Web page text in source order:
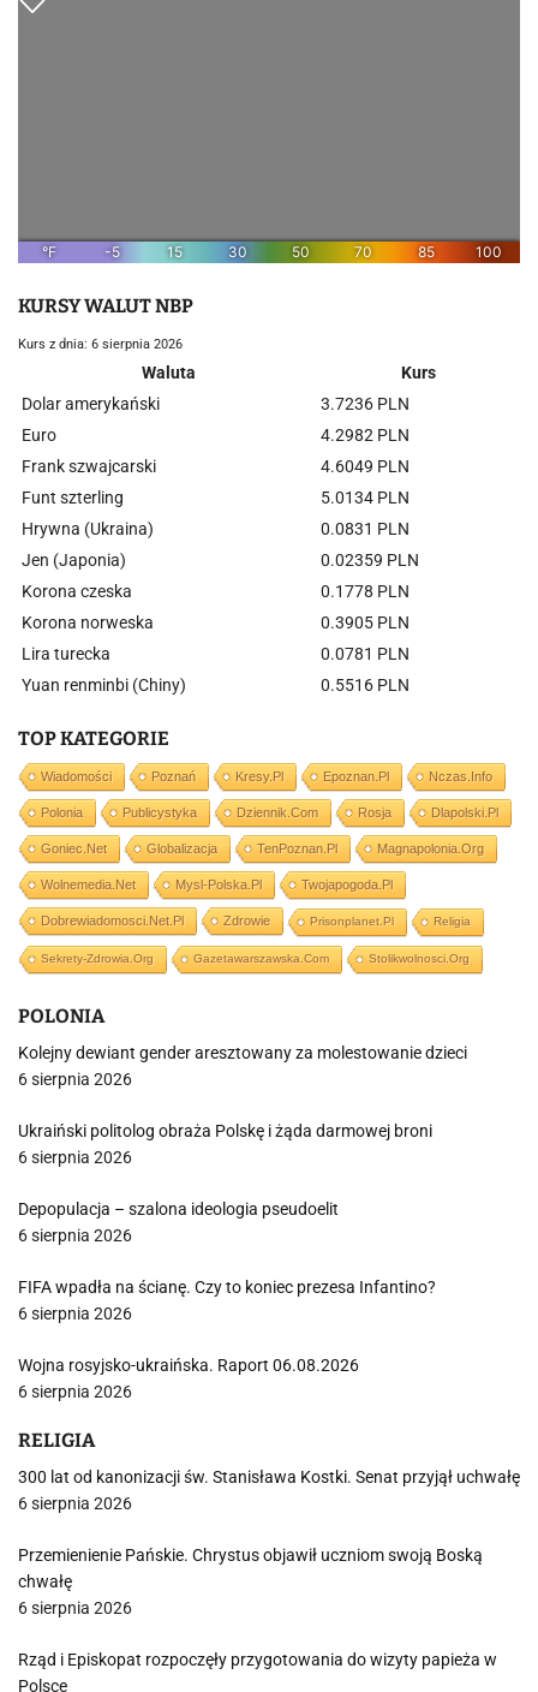
KURSY WALUT NBP
Kurs z dnia: 6 sierpnia 2026
Waluta
Kurs
Dolar amerykański
3.7236 PLN
Euro
4.2982 PLN
Frank szwajcarski
4.6049 PLN
Funt szterling
5.0134 PLN
Hrywna (Ukraina)
0.0831 PLN
Jen (Japonia)
0.02359 PLN
Korona czeska
0.1778 PLN
Korona norweska
0.3905 PLN
Lira turecka
0.0781 PLN
Yuan renminbi (Chiny)
0.5516 PLN
TOP KATEGORIE
Wiadomości Poznań Kresy.pl Epoznan.pl Nczas.info
Polonia Publicystyka Dziennik.com Rosja Dlapolski.pl
Goniec.net Globalizacja TenPoznan.pl Magnapolonia.org
Wolnemedia.net Mysl-Polska.pl Twojapogoda.pl
Dobrewiadomosci.net.pl Zdrowie Prisonplanet.pl Religia
Sekrety-Zdrowia.org Gazetawarszawska.com Stolikwolnosci.org
POLONIA
Kolejny dewiant gender aresztowany za molestowanie dzieci
6 sierpnia 2026
Ukraiński politolog obraża Polskę i żąda darmowej broni
6 sierpnia 2026
Depopulacja – szalona ideologia pseudoelit
6 sierpnia 2026
FIFA wpadła na ścianę. Czy to koniec prezesa Infantino?
6 sierpnia 2026
Wojna rosyjsko-ukraińska. Raport 06.08.2026
6 sierpnia 2026
RELIGIA
300 lat od kanonizacji św. Stanisława Kostki. Senat przyjął uchwałę
6 sierpnia 2026
Przemienienie Pańskie. Chrystus objawił uczniom swoją Boską
chwałę
6 sierpnia 2026
Rząd i Episkopat rozpoczęły przygotowania do wizyty papieża w
Polsce